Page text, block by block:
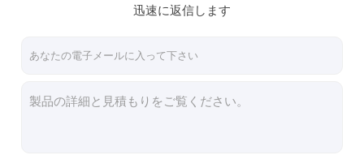
製品
迅速に返信します